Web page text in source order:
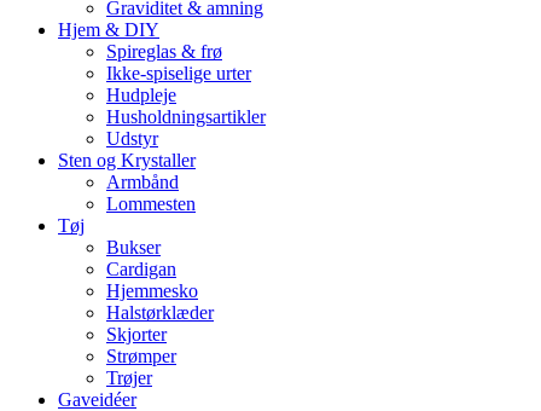
Graviditet & amning
Hjem & DIY
Spireglas & frø
Ikke-spiselige urter
Hudpleje
Husholdningsartikler
Udstyr
Sten og Krystaller
Armbånd
Lommesten
Tøj
Bukser
Cardigan
Hjemmesko
Halstørklæder
Skjorter
Strømper
Trøjer
Gaveidéer